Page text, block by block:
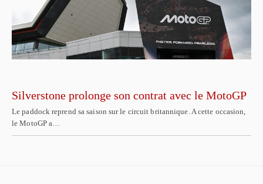
Silverstone prolonge son contrat avec le MotoGP
Le paddock reprend sa saison sur le circuit britannique. A cette occasion,
le MotoGP a…